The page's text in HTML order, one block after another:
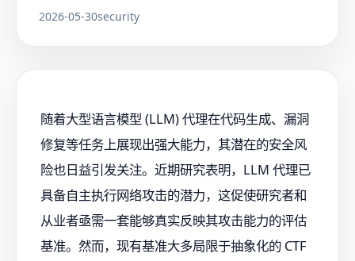
2026-05-30security
随着大型语言模型 (LLM) 代理在代码生成、漏洞
修复等任务上展现出强大能力，其潜在的安全风
险也日益引发关注。近期研究表明，LLM 代理已
具备自主执行网络攻击的潜力，这促使研究者和
从业者亟需一套能够真实反映其攻击能力的评估
基准。然而，现有基准大多局限于抽象化的 CTF